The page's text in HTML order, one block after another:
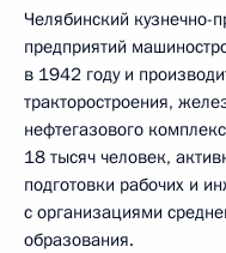
Челябинский кузнечно-
предприятий
в 1942 году и
тракторостроения,
нефтегазового
18 тысяч человек,
подготовки рабочих и
с организациями
образования.